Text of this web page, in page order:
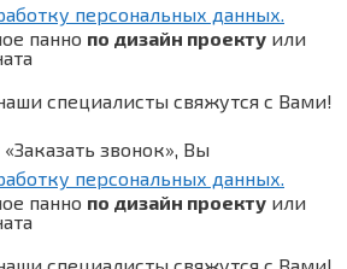
персональных данных.
панно по дизайн проекту или
специалисты свяжутся с Вами!
звонок», Вы
персональных данных.
панно по дизайн проекту или